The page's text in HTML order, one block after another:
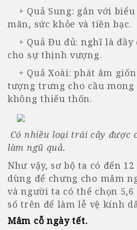
+ Quả Sung: gắn với
mãn, sức khỏe và tiền bạc.
+ Quả Đu đủ: nghĩ là
cho sự thịnh vượng.
+ Quả Xoài: phát âm
tượng trưng cho cầu
không thiếu thốn.
Có nhiều loại trái cây được
làm ngũ quả.
Như vậy, sơ bộ ta có đến
dùng để chưng cho mâm
và người ta có thể chọn
số trên để làm lễ vệ kính
Mâm cỗ ngày tết.